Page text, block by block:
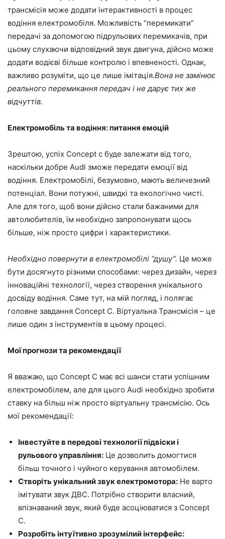
трансмісія може додати інтерактивності в процес
водіння електромобіля. Можливість “перемикати”
передачі за допомогою підрульових перемикачів, при
цьому слухаючи відповідний звук двигуна, дійсно може
додати водієві більше контролю і впевненості. Однак,
важливо розуміти, що це лише імітація.Вона не замінює
реального перемикання передач і не дарує тих же
відчуттів.
Електромобіль та водіння: питання емоцій
Зрештою, успіх Concept c буде залежати від того,
наскільки добре Audi зможе передати емоції від
водіння. Електромобілі, безумовно, мають величезний
потенціал. Вони потужні, швидкі та екологічно чисті.
Але для того, щоб вони дійсно стали бажаними для
автолюбителів, їм необхідно запропонувати щось
більше, ніж просто цифри і характеристики.
Необхідно повернути в електромобілі “душу”. Це може
бути досягнуто різними способами: через дизайн, через
інноваційні технології, через створення унікального
досвіду водіння. Саме тут, на мій погляд, і полягає
головне завдання Concept C. Віртуальна Трансмісія – це
лише один з інструментів в цьому процесі.
Мої прогнози та рекомендації
Я вважаю, що Concept C має всі шанси стати успішним
електромобілем, але для цього Audi необхідно зробити
ставку на більш ніж просто віртуальну трансмісію. Ось
мої рекомендації:
Інвестуйте в передові технології підвіски і
рульового управління: Це дозволить домогтися
більш точного і чуйного керування автомобілем.
Створіть унікальний звук електромотора: Не варто
імітувати звук ДВС. Потрібно створити власний,
впізнаваний звук, який буде асоціюватися з Concept
C.
Розробіть інтуїтивно зрозумілий інтерфейс: